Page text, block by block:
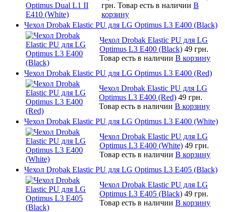
грн. Товар есть в наличии В
корзину
Чехол Drobak Elastic PU для LG Optimus L3 E400 (Black)
Чехол Drobak Elastic PU для LG
Optimus L3 E400 (Black) 49 грн.
Товар есть в наличии В корзину
Чехол Drobak Elastic PU для LG Optimus L3 E400 (Red)
Чехол Drobak Elastic PU для LG
Optimus L3 E400 (Red) 49 грн.
Товар есть в наличии В корзину
Чехол Drobak Elastic PU для LG Optimus L3 E400 (White)
Чехол Drobak Elastic PU для LG
Optimus L3 E400 (White) 49 грн.
Товар есть в наличии В корзину
Чехол Drobak Elastic PU для LG Optimus L3 E405 (Black)
Чехол Drobak Elastic PU для LG
Optimus L3 E405 (Black) 49 грн.
Товар есть в наличии В корзину